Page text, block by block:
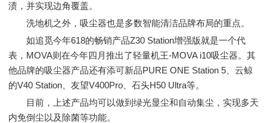
渍，并实现边角覆盖。
洗地机之外，吸尘器也是多数智能清洁品牌布局的重点。
如追觅今年618的畅销产品Z30 Station增强版就是一个代
表，MOVA则在今年四月推出了轻量机王-MOVA i10吸尘器。其
他品牌的吸尘器产品还有添可新品PURE ONE Station 5、云鲸
的V40 Station、友望V400Pro、石头H50 Ultra等。
目前，上述产品均可以做到绿光显尘和自动集尘，实现多天
内免倒尘以及除菌等功能。